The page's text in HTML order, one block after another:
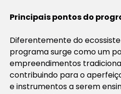
Principais pontos do
Diferentemente do
programa surge como um
empreendimentos
contribuindo para o
e instrumentos a serem